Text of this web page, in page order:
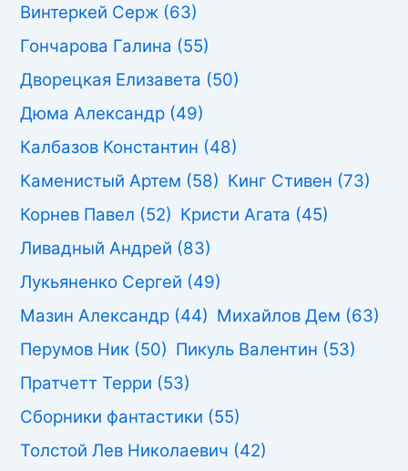
Винтеркей Серж (63)
Гончарова Галина (55)
Дворецкая Елизавета (50)
Дюма Александр (49)
Калбазов Константин (48)
Каменистый Артем (58) Кинг Стивен (73)
Корнев Павел (52) Кристи Агата (45)
Ливадный Андрей (83)
Лукьяненко Сергей (49)
Мазин Александр (44) Михайлов Дем (63)
Перумов Ник (50) Пикуль Валентин (53)
Пратчетт Терри (53)
Сборники фантастики (55)
Толстой Лев Николаевич (42)